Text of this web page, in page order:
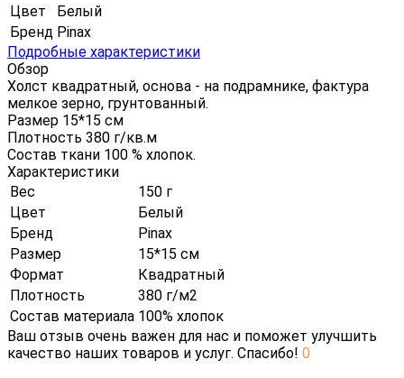
Цвет
Белый
Бренд Pinax
Подробные характеристики
Обзор
Холст квадратный, основа - на подрамнике, фактура
мелкое зерно, грунтованный.
Размер 15*15 см
Плотность 380 г/кв.м
Состав ткани 100 % хлопок.
Характеристики
Вес
150 г
Цвет
Белый
Бренд
Pinax
Размер
15*15 см
Формат
Квадратный
Плотность
380 г/м2
Состав материала 100% хлопок
Ваш отзыв очень важен для нас и поможет улучшить
качество наших товаров и услуг. Спасибо! 0